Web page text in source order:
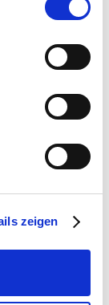
zeigen